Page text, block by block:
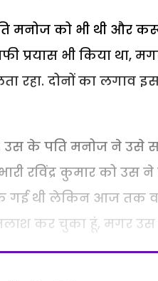
मनोज को भी थी और
प्रयास भी किया था,
रहा. दोनों का लगाव
उस के पति मनोज ने उसे
रविंद्र कुमार को उस
गई थी लेकिन आज तक
कर चुका हूं, मगर